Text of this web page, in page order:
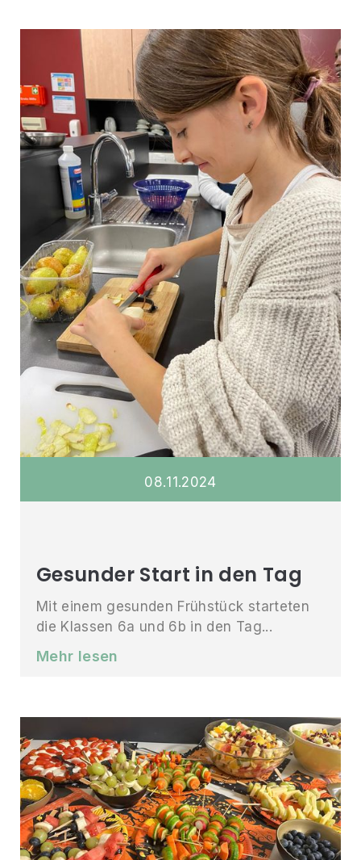
08.11 .2024
Gesunder Start in den Tag
Mit einem gesunden Frühstück starteten
die Klassen 6a und 6b in den Tag...
Mehr lesen